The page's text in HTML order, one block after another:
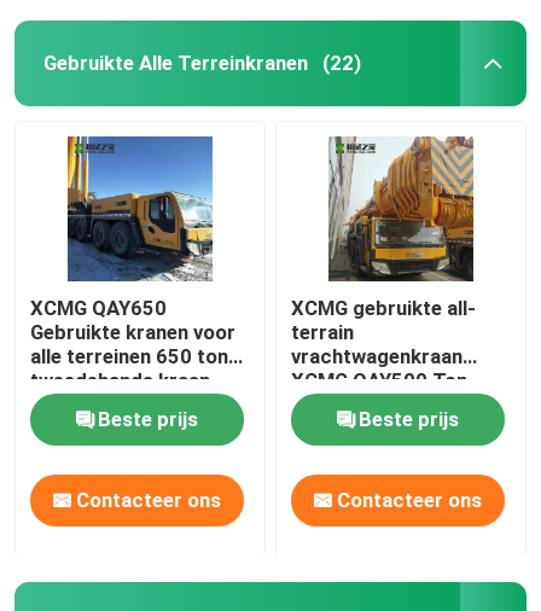
Gebruikte Alle Terreinkranen (22)
XCMG QAY650
Gebruikte kranen voor
alle terreinen 650 ton
tweedehands kraan
Beste prijs
Contacteer ons
XCMG gebruikte all-
terrain
vrachtwagenkraan
XCMG QAY500 Ton
tweedehands kraan
Beste prijs
Contacteer ons